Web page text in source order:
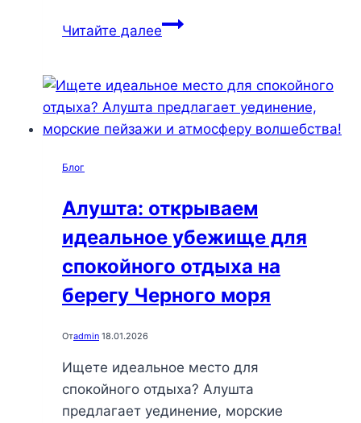
Читайте далееЗимняя
для
себя
тихие
и
в
парке
Блог
Алушта: открываем
идеальное убежище для
спокойного отдыха на
берегу Черного моря
Отadmin 18.01.2026
Ищете идеальное место для
спокойного отдыха? Алушта
предлагает уединение, морские